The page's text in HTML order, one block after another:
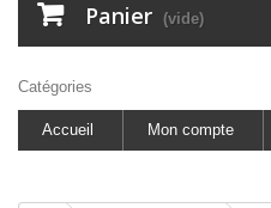
Panier (vide)
Catégories
Accueil Mon compte